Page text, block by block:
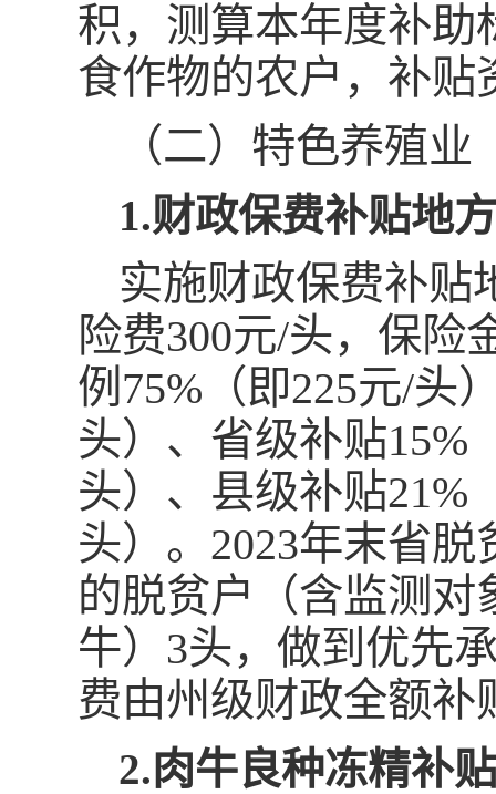
积，测算本年度补助
食作物的农户，补贴
（二）特色养殖业
1.财政保费补贴地
实施财政保费补贴
险费300元/头，保险
例75%（即225元/头
头）、省级补贴15%
头）、县级补贴21%
头）。2023年末省
的脱贫户（含监测
牛）3头，做到优先
费由州级财政全额补
2.肉牛良种冻精补